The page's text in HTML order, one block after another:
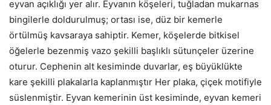
eyvan açıklığı yer alır. Eyvanın köşeleri, tuğladan mukarnas
bingilerle doldurulmuş; ortası ise, düz bir kemerle
örtülmüş kavsaraya sahiptir. Kemer, köşelerde bitkisel
öğelerle bezenmiş vazo şekilli başlıklı sütunçeler üzerine
oturur. Cephenin alt kesiminde duvarlar, eş büyüklükte
kare şekilli plakalarla kaplanmıştır Her plaka, çiçek motifiyle
süslenmiştir. Eyvan kemerinin üst kesiminde, eyvan kemeri